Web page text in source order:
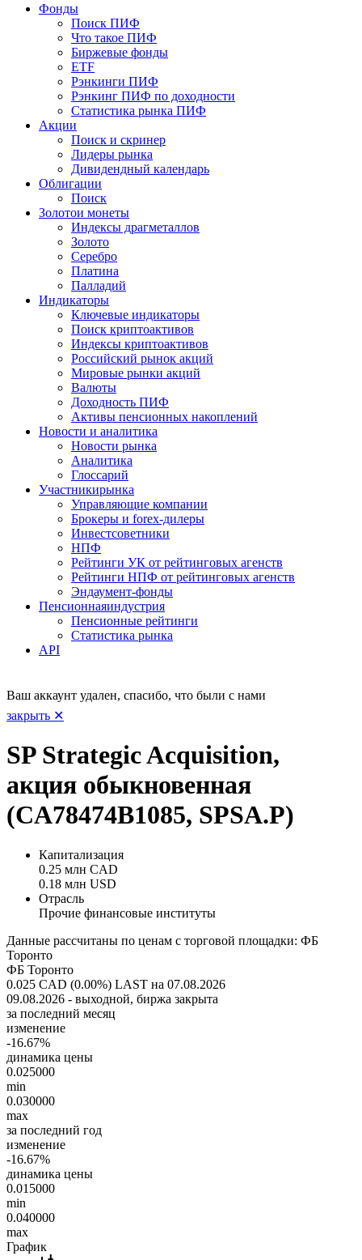
Фонды
Поиск ПИФ
Что такое ПИФ
Биржевые фонды
ETF
Рэнкинги ПИФ
Рэнкинг ПИФ по доходности
Статистика рынка ПИФ
Акции
Поиск и скринер
Лидеры рынка
Дивидендный календарь
Облигации
Поиск
Золотои монеты
Индексы драгметаллов
Золото
Серебро
Платина
Палладий
Индикаторы
Ключевые индикаторы
Поиск криптоактивов
Индексы криптоактивов
Российский рынок акций
Мировые рынки акций
Валюты
Доходность ПИФ
Активы пенсионных накоплений
Новости и аналитика
Новости рынка
Аналитика
Глоссарий
Участникирынка
Управляющие компании
Брокеры и forex-дилеры
Инвестсоветники
НПФ
Рейтинги УК от рейтинговых агенств
Рейтинги НПФ от рейтинговых агенств
Эндаумент-фонды
Пенсионнаяиндустрия
Пенсионные рейтинги
Статистика рынка
API
Ваш аккаунт удален, спасибо, что были с нами
закрыть ✕
SP Strategic Acquisition,
акция обыкновенная
(CA78474B1085, SPSA.P)
Капитализация
0.25 млн CAD
0.18 млн USD
Отрасль
Прочие финансовые институты
Данные рассчитаны по ценам с торговой площадки: ФБ
Торонто
ФБ Торонто
0.025 CAD (0.00%) LAST на 07.08.2026
09.08.2026 - выходной, биржа закрыта
за последний месяц
изменение
-16.67%
динамика цены
0.025000
min
0.030000
max
за последний год
изменение
-16.67%
динамика цены
0.015000
min
0.040000
max
График